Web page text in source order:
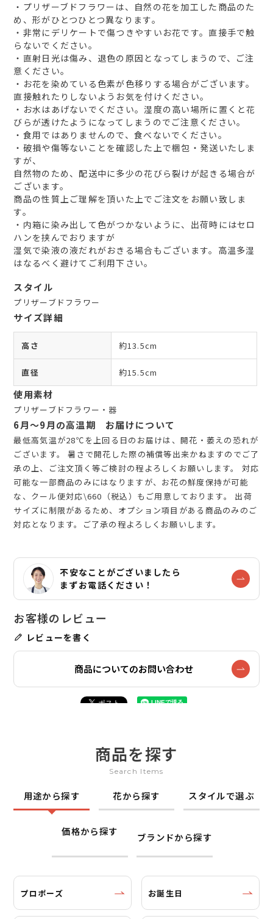
・プリザーブドフラワーは、自然の花を加工した商品のた
め、形がひとつひとつ異なります。
・非常にデリケートで傷つきやすいお花です。直接手で触
らないでください。
・直射日光は傷み、退色の原因となってしまうので、ご注
意ください。
・お花を染めている色素が色移りする場合がございます。
直接触れたりしないようお気を付けください。
・お水はあげないでください。湿度の高い場所に置くと花
びらが透けたようになってしまうのでご注意ください。
・食用ではありませんので、食べないでください。
・破損や傷等ないことを確認した上で梱包・発送いたしま
すが、
自然物のため、配送中に多少の花びら裂けが起きる場合が
ございます。
商品の性質上ご理解を頂いた上でご注文をお願い致しま
す。
・内箱に染み出して色がつかないように、出荷時にはセロ
ハンを挟んでおりますが
湿気で染液の液だれがおきる場合もございます。高温多湿
はなるべく避けてご利用下さい。
スタイル
プリザーブドフラワー
サイズ詳細
高さ 約13.5cm
直径 約15.5cm
使用素材
プリザーブドフラワー・器
6月～9月の高温期 お届けについて
最低高気温が28℃を上回る日のお届けは、開花・萎えの恐れが
ございます。 暑さで開花した際の補償等出来かねますのでご了
承の上、ご注文頂く等ご検討の程よろしくお願いします。 対応
可能な一部商品のみにはなりますが、お花の鮮度保持が可能
な、クール便対応\660（税込）もご用意しております。 出荷
サイズに制限があるため、オプション項目がある商品のみのご
対応となります。ご了承の程よろしくお願いします。
不安なことがございましたら
まずお電話ください！
レビューを書く
商品についてのお問い合わせ
商品を探す
Search Items
用途から探す 花から探す スタイルで選ぶ
価格から探す ブランドから探す
プロポーズ お誕生日